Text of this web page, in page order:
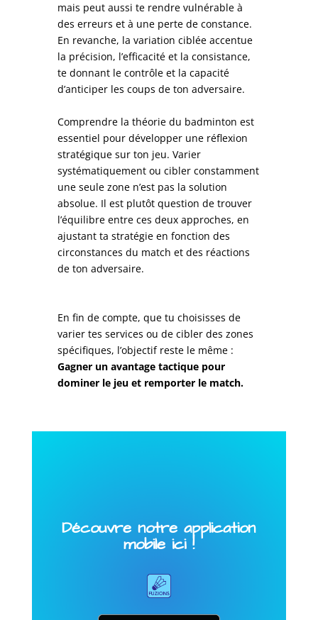
mais peut aussi te rendre vulnérable à
des erreurs et à une perte de constance.
En revanche, la variation ciblée accentue
la précision, l’efficacité et la consistance,
te donnant le contrôle et la capacité
d’anticiper les coups de ton adversaire.
Comprendre la théorie du badminton est
essentiel pour développer une réflexion
stratégique sur ton jeu. Varier
systématiquement ou cibler constamment
une seule zone n’est pas la solution
absolue. Il est plutôt question de trouver
l’équilibre entre ces deux approches, en
ajustant ta stratégie en fonction des
circonstances du match et des réactions
de ton adversaire.
En fin de compte, que tu choisisses de
varier tes services ou de cibler des zones
spécifiques, l’objectif reste le même :
Gagner un avantage tactique pour
dominer le jeu et remporter le match.
Découvre notre application
mobile ici !